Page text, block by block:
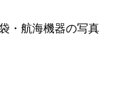
・航海機器の写真